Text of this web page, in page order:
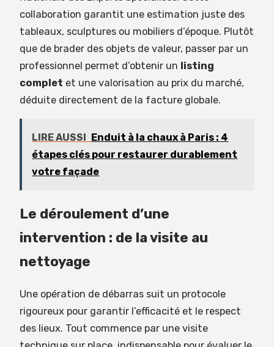
collaboration garantit une estimation juste des
tableaux, sculptures ou mobiliers d’époque. Plutôt
que de brader des objets de valeur, passer par un
professionnel permet d’obtenir un listing
complet et une valorisation au prix du marché,
déduite directement de la facture globale.
LIRE AUSSI Enduit à la chaux à Paris : 4
étapes clés pour restaurer durablement
votre façade
Le déroulement d’une
intervention : de la visite au
nettoyage
Une opération de débarras suit un protocole
rigoureux pour garantir l’efficacité et le respect
des lieux. Tout commence par une visite